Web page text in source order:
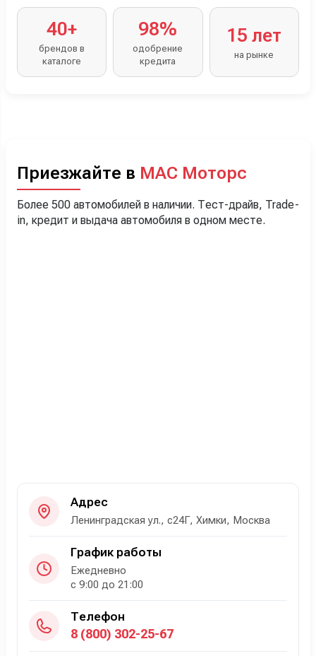
40+
брендов в
каталоге
98%
одобрение
кредита
15 лет
на рынке
Приезжайте в МАС Моторс
Более 500 автомобилей в наличии. Тест-драйв, Trade-
in, кредит и выдача автомобиля в одном месте.
Адрес
Ленинградская ул., с24Г, Химки, Москва
График работы
Ежедневно
с 9:00 до 21:00
Телефон
8 (800) 302-25-67